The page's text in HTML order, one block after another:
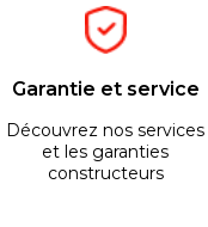
Garantie et service
Découvrez nos services
et les garanties
constructeurs